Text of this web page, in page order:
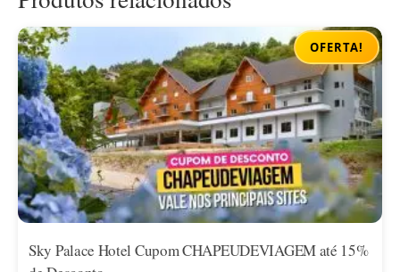
OFERTA!
Sky Palace Hotel Cupom CHAPEUDEVIAGEM até 15%